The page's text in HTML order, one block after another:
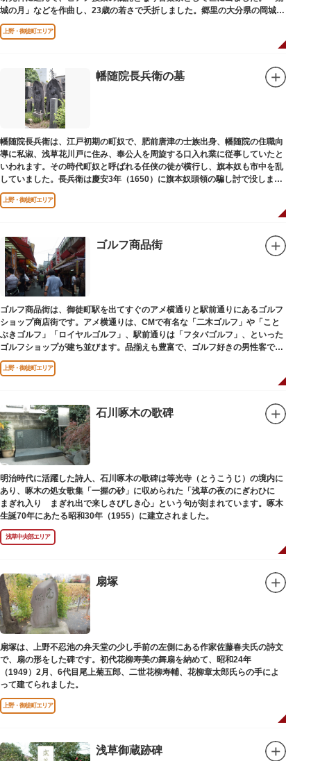
城の月」などを作曲し、23歳の若さで夭折しました。郷里の大分県の岡城趾
にも同じ像が置かれています。
上野・御徒町エリア
幡随院長兵衛の墓
幡随院長兵衛は、江戸初期の町奴で、肥前唐津の士族出身、幡随院の住職向
導に私淑、浅草花川戸に住み、奉公人を周旋する口入れ業に従事していたと
いわれます。その時代町奴と呼ばれる任侠の徒が横行し、旗本奴も市中を乱
していました。長兵衛は慶安3年（1650）に旗本奴頭領の騙し討で没しまし
た。お墓は源空寺（げんくうじ）にあります。
上野・御徒町エリア
ゴルフ商品街
ゴルフ商品街は、御徒町駅を出てすぐのアメ横通りと駅前通りにあるゴルフ
ショップ商店街です。アメ横通りは、CMで有名な「二木ゴルフ」や「こと
ぶきゴルフ」「ロイヤルゴルフ」、駅前通りは「フタバゴルフ」、といった
ゴルフショップが建ち並びます。品揃えも豊富で、ゴルフ好きの男性客で賑
わっています。
上野・御徒町エリア
石川啄木の歌碑
明治時代に活躍した詩人、石川啄木の歌碑は等光寺（とうこうじ）の境内に
あり、啄木の処女歌集「一握の砂」に収められた「浅草の夜のにぎわひに
まぎれ入り まぎれ出で来しさびしき心」という句が刻まれています。啄木
生誕70年にあたる昭和30年（1955）に建立されました。
浅草中央部エリア
扇塚
扇塚は、上野不忍池の弁天堂の少し手前の左側にある作家佐藤春夫氏の詩文
で、扇の形をした碑です。初代花柳寿美の舞扇を納めて、昭和24年
（1949）2月、6代目尾上菊五郎、二世花柳寿輔、花柳章太郎氏らの手によ
って建てられました。
上野・御徒町エリア
浅草御蔵跡碑